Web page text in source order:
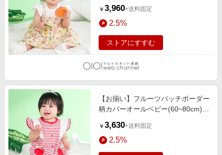
￥ 3,960+送料固定
2.5%
ストアにすすむ
【お揃い】フルーツパッチボーダー
柄カバーオールベビー(60~80cm)
￥ 3,630+送料固定
2.5%